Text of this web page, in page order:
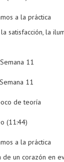
a la práctica
satisfacción, la
11
11
de teoría
(11:44)
a la práctica
un corazón en